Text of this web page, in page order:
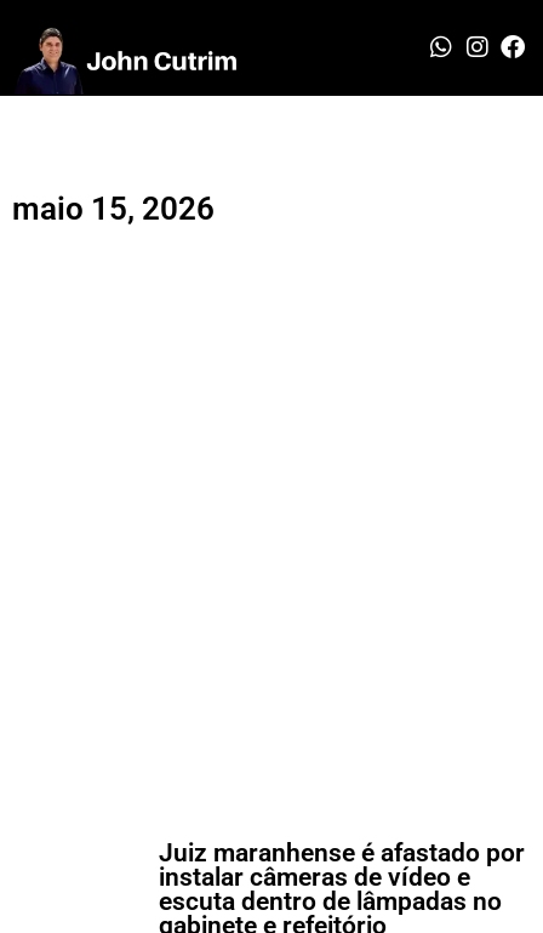
maio 15, 2026
Juiz maranhense é afastado por
instalar câmeras de vídeo e
escuta dentro de lâmpadas no
gabinete e refeitório